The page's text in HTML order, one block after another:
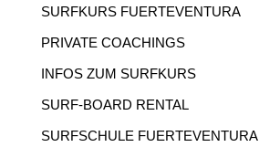
SURFKURS FUERTEVENTURA
PRIVATE COACHINGS
INFOS ZUM SURFKURS
SURF-BOARD RENTAL
SURFSCHULE FUERTEVENTURA